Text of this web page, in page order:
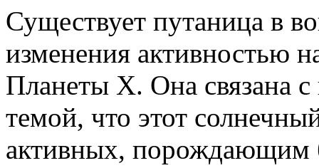
Существует путаница в
изменения активностью
Планеты X. Она связана
темой, что этот
активных, порождающим